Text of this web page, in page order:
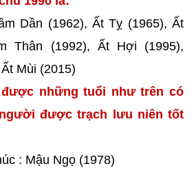
Dần (1962), Ất Tỵ (1965), Ất
Thân (1992), Ất Hợi (1995),
Mùi (2015)
được những tuổi như trên có
được trạch lưu niên tốt
: Mậu Ngọ (1978)